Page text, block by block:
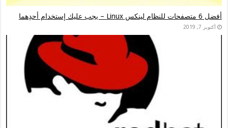
أفضل 6 متصفحات للنظام لينكس Linux – يجب عليك إستخدام أحدِهما
أكتوبر 7, 2019